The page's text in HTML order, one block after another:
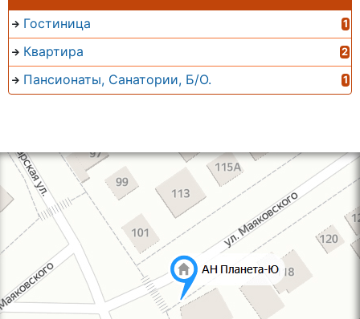
Гостиница 1
Квартира 2
Пансионаты, Санатории, Б/О. 1